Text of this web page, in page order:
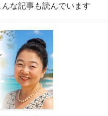
な記事も読んでいます